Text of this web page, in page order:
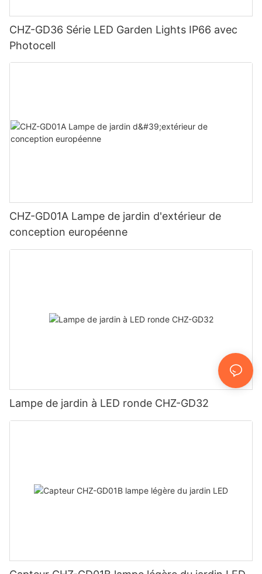
CHZ-GD36 Série LED Garden Lights IP66 avec
Photocell
CHZ-GD01A Lampe de jardin d'extérieur de
conception européenne
Lampe de jardin à LED ronde CHZ-GD32